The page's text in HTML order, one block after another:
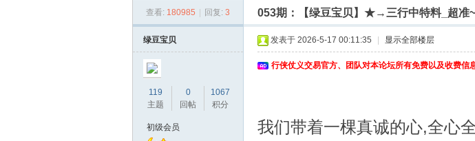
» ›
查看: 180985 回复: 3 053期：【绿豆宝贝】★→三行中特料_超准~
绿豆宝贝
119
主题
0
回帖
1067
积分
初级会员
发表于 2026-5-17 00:11:35 显示全部楼层
行侠仗义交易官方、团队对本论坛所有免费以及收费信
我们带着一棵真诚的心,全心